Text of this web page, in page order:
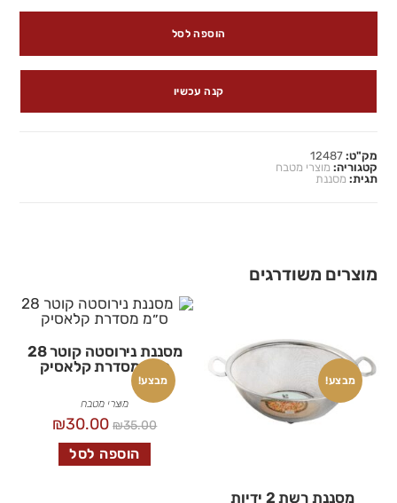
הוספה לסל
קנה עכשיו
מק"ט:12487
קטגוריה: מוצרי מטבח
תגית: מסננת
מוצרים משודרגים
מבצע!
מסננת רשת 2 ידיות
מבצע!
מסננת נירוסטה קוטר 28
ס״מ מסדרת קלאסיק
מוצרי מטבח
₪35.00
₪30.00
הוספה לסל